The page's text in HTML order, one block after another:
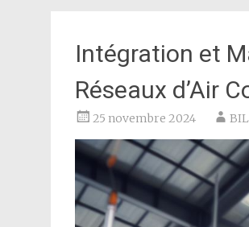
Intégration et
Réseaux d’Air
25 novembre 2024